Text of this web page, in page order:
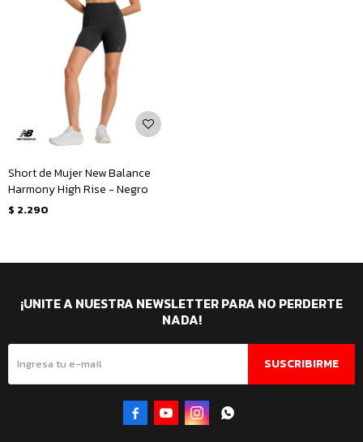
Short de Mujer New Balance
Harmony High Rise - Negro
$ 2.290
¡UNITE A NUESTRA NEWSLETTER PARA NO PERDERTE
NADA!
SUSCRIBIRME
   